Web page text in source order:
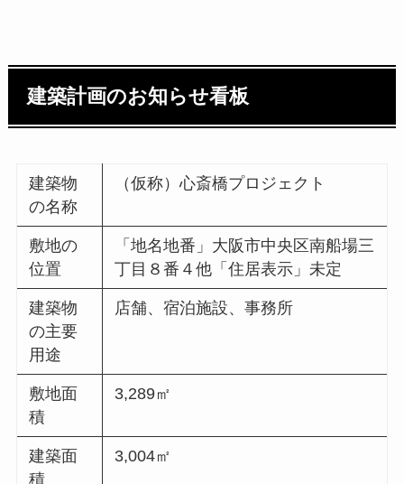
建築計画のお知らせ看板
建築物
の名称
（仮称）心斎橋プロジェクト
敷地の
位置
「地名地番」大阪市中央区南船場三
丁目８番４他「住居表示」未定
建築物
の主要
用途
店舗、宿泊施設、事務所
敷地面
積
3,289㎡
建築面
積
3,004㎡